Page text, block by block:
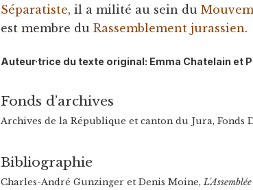
Séparatiste, il a milité au sein du
est membre duRassemblement jurassien.
Auteur·trice du texte original: Emma Chatelain et
Fonds d’archives
Archives de la République et canton du Jura, Fonds
Bibliographie
Charles-André Gunzinger et Denis Moine,